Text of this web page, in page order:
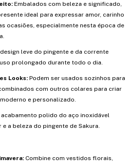
Embalados com beleza e significado,
ideal para expressar amor, carinho
ocasiões, especialmente nesta época de
leve do pingente e da corrente
prolongado durante todo o dia.
Looks: Podem ser usados sozinhos para
com outros colares para criar
e personalizado.
acabamento polido do aço inoxidável
a beleza do pingente de Sakura.
Combine com vestidos florais,